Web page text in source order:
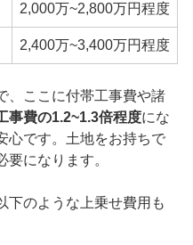
2,000万~2,800万円程度
2,400万~3,400万円程度
、ここに付帯工事費や諸
事費の1.2~1.3倍程度にな
心です。土地をお持ちで
になります。
下のような上乗せ費用も